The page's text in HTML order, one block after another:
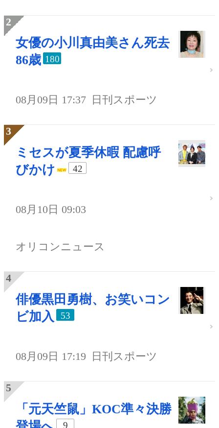
女優の小川真由美さん死去
86歳 180
08月09日 17:37 日刊スポーツ
ミセスが夏季休暇 配慮呼
びかけ
42
08月10日 09:03
オリコンニュース
俳優黒田勇樹、お笑いコン
ビ加入
53
08月09日 17:19 日刊スポーツ
「元天竺鼠」KOC準々決勝
9